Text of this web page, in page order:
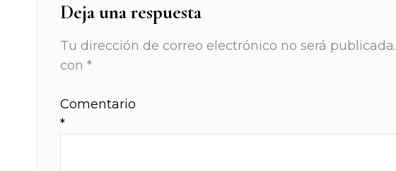
Deja una respuesta
Tu dirección de correo electrónico no será publicada.
con *
Comentario
*